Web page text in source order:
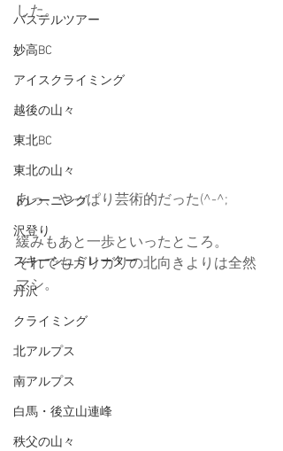
パステルツアー
妙高BC
アイスクライミング
越後の山々
東北BC
東北の山々
トレーニング
沢登り
スキーシュミレーター
丹沢
クライミング
北アルプス
南アルプス
白馬・後立山連峰
秩父の山々
した。
あっ、やっぱり芸術的だった(^-^;
緩みもあと一歩といったところ。
それでもガリガリの北向きよりは全然
マシ。